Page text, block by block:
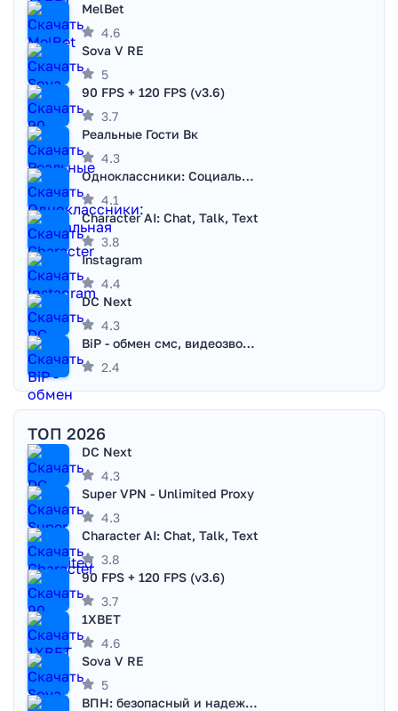
MelBet
4.6
Sova V RE
5
90 FPS + 120 FPS (v3.6)
3.7
Реальные Гости Вк
4.3
Одноклассники: Социальная сеть
4.1
Character AI: Chat, Talk, Text
3.8
Instagram
4.4
DC Next
4.3
BiP - обмен смс, видеозвонками
2.4
ТОП 2026
DC Next
4.3
Super VPN - Unlimited Proxy
4.3
Character AI: Chat, Talk, Text
3.8
90 FPS + 120 FPS (v3.6)
3.7
1XBET
4.6
Sova V RE
5
ВПН: безопасный и надежный VPN